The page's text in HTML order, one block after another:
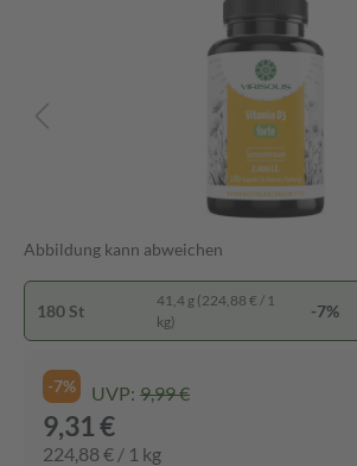
Abbildung kann abweichen
180 St
41,4 g (224,88 € / 1
kg)
-7%
-7% UVP: 9,99 €
9,31 €
224,88 € / 1 kg